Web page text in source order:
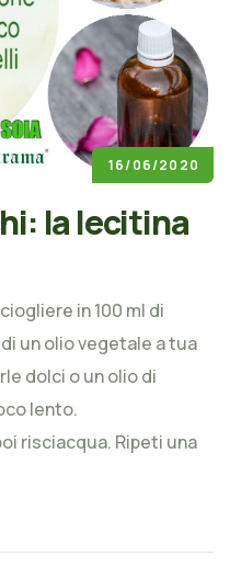
16/06/2020
la lecitina
in 100 ml di
un olio vegetale a tua
dolci o un olio di
lento.
risciacqua. Ripeti una